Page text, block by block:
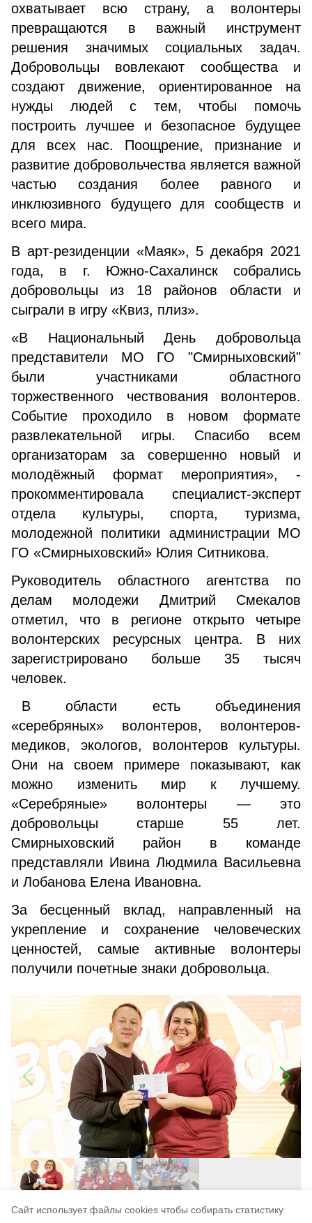
Cайт использует файлы cookies чтобы собирать статистику
охватывает всю страну, а волонтеры
превращаются в важный инструмент
решения значимых социальных задач.
Добровольцы вовлекают сообщества и
создают движение, ориентированное на
нужды людей с тем, чтобы помочь
построить лучшее и безопасное будущее
для всех нас. Поощрение, признание и
развитие добровольчества является важной
частью создания более равного и
инклюзивного будущего для сообществ и
всего мира.
В арт-резиденции «Маяк», 5 декабря 2021
года, в г. Южно-Сахалинск собрались
добровольцы из 18 районов области и
сыграли в игру «Квиз, плиз».
«В Национальный День добровольца
представители МО ГО "Смирныховский"
были участниками областного
торжественного чествования волонтеров.
Событие проходило в новом формате
развлекательной игры. Спасибо всем
организаторам за совершенно новый и
молодёжный формат мероприятия», -
прокомментировала специалист-эксперт
отдела культуры, спорта, туризма,
молодежной политики администрации МО
ГО «Смирныховский» Юлия Ситникова.
Руководитель областного агентства по
делам молодежи Дмитрий Смекалов
отметил, что в регионе открыто четыре
волонтерских ресурсных центра. В них
зарегистрировано больше 35 тысяч
человек.
⠀В области есть объединения
«серебряных» волонтеров, волонтеров-
медиков, экологов, волонтеров культуры.
Они на своем примере показывают, как
можно изменить мир к лучшему.
«Серебряные» волонтеры — это
добровольцы старше 55 лет.
Смирныховский район в команде
представляли Ивина Людмила Васильевна
и Лобанова Елена Ивановна.
За бесценный вклад, направленный на
укрепление и сохранение человеческих
ценностей, самые активные волонтеры
получили почетные знаки добровольца.